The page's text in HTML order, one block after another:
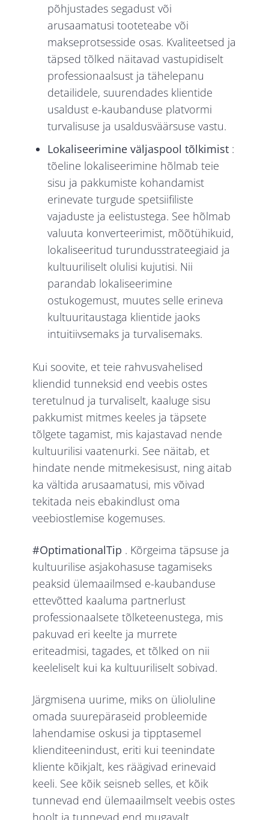
põhjustades segadust või
arusaamatusi tooteteabe või
makseprotsesside osas. Kvaliteetsed ja
täpsed tõlked näitavad vastupidiselt
professionaalsust ja tähelepanu
detailidele, suurendades klientide
usaldust e-kaubanduse platvormi
turvalisuse ja usaldusväärsuse vastu.
Lokaliseerimine väljaspool tõlkimist :
tõeline lokaliseerimine hõlmab teie
sisu ja pakkumiste kohandamist
erinevate turgude spetsiifiliste
vajaduste ja eelistustega. See hõlmab
valuuta konverteerimist, mõõtühikuid,
lokaliseeritud turundusstrateegiaid ja
kultuuriliselt olulisi kujutisi. Nii
parandab lokaliseerimine
ostukogemust, muutes selle erineva
kultuuritaustaga klientide jaoks
intuitiivsemaks ja turvalisemaks.
Kui soovite, et teie rahvusvahelised
kliendid tunneksid end veebis ostes
teretulnud ja turvaliselt, kaaluge sisu
pakkumist mitmes keeles ja täpsete
tõlgete tagamist, mis kajastavad nende
kultuurilisi vaatenurki. See näitab, et
hindate nende mitmekesisust, ning aitab
ka vältida arusaamatusi, mis võivad
tekitada neis ebakindlust oma
veebiostlemise kogemuses.
#OptimationalTip . Kõrgeima täpsuse ja
kultuurilise asjakohasuse tagamiseks
peaksid ülemaailmsed e-kaubanduse
ettevõtted kaaluma partnerlust
professionaalsete tõlketeenustega, mis
pakuvad eri keelte ja murrete
eriteadmisi, tagades, et tõlked on nii
keeleliselt kui ka kultuuriliselt sobivad.
Järgmisena uurime, miks on ülioluline
omada suurepäraseid probleemide
lahendamise oskusi ja tipptasemel
klienditeenindust, eriti kui teenindate
kliente kõikjalt, kes räägivad erinevaid
keeli. See kõik seisneb selles, et kõik
tunnevad end ülemaailmselt veebis ostes